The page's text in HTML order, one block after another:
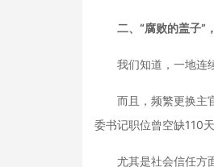
二、“腐败的盖子”
我们知道，一地连续
而且，频繁更换主官
委书记职位曾空缺110
尤其是社会信任方面